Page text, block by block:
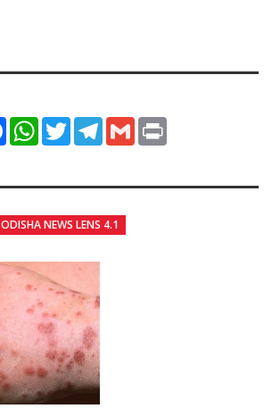
FacebookWhatsApp
TwitterTelegram
Gmail
ODISHA NEWS LENS 4.1